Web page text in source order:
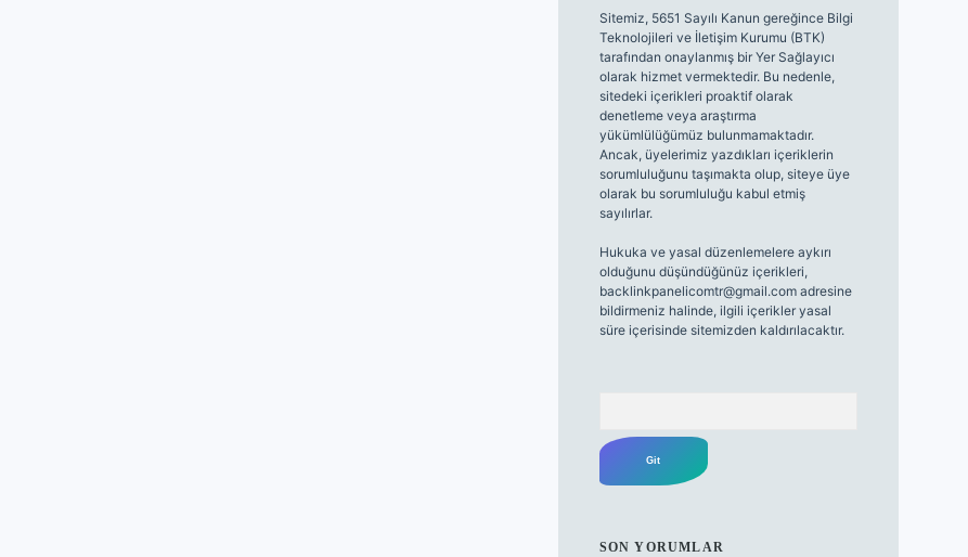
Sitemiz, 5651 Sayılı Kanun gereğince Bilgi
Teknolojileri ve İletişim Kurumu (BTK)
tarafından onaylanmış bir Yer Sağlayıcı
olarak hizmet vermektedir. Bu nedenle,
sitedeki içerikleri proaktif olarak
denetleme veya araştırma
yükümlülüğümüz bulunmamaktadır.
Ancak, üyelerimiz yazdıkları içeriklerin
sorumluluğunu taşımakta olup, siteye üye
olarak bu sorumluluğu kabul etmiş
sayılırlar.
Hukuka ve yasal düzenlemelere aykırı
olduğunu düşündüğünüz içerikleri,
backlinkpanelicomtr@gmail.comadresine
bildirmeniz halinde, ilgili içerikler yasal
süre içerisinde sitemizden kaldırılacaktır.
SON YORUMLAR